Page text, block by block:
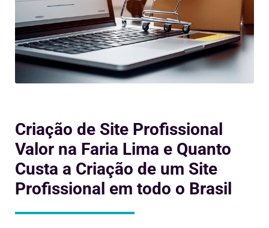
Criação de Site Profissional
Valor na Faria Lima e Quanto
Custa a Criação de um Site
Profissional em todo o Brasil